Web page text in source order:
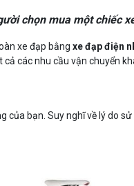
chọn mua một chiếc
xe đạp bằng xe đạp điện
các nhu cầu vận chuyển
của bạn. Suy nghĩ về lý do